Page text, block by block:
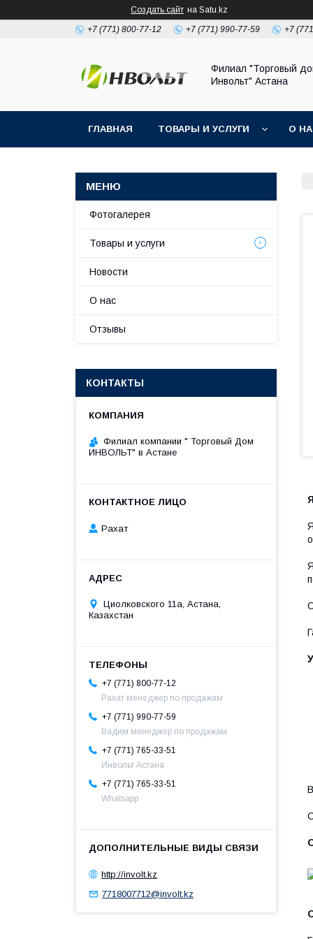
Создать сайт на Satu.kz
+7 (771) 800-77-12 +7 (771) 990-77-59 +7
Филиал "Торговый
Инвольт" Астана
ГЛАВНАЯ ТОВАРЫ И УСЛУГИ О
Фотогалерея
Товары и услуги
Новости
О нас
Отзывы
КОНТАКТЫ
Филиал компании " Торговый Дом
ИНВОЛЬТ" в Астане
Рахат
Циолковского 11а, Астана,
Казахстан
+7 (771) 800-77-12
Рахат менеджер по продажам
+7 (771) 990-77-59
Вадим менеджер по продажам
+7 (771) 765-33-51
Инвольт Астана
+7 (771) 765-33-51
Whatsapp
http://involt.kz
7718007712@involt.kz